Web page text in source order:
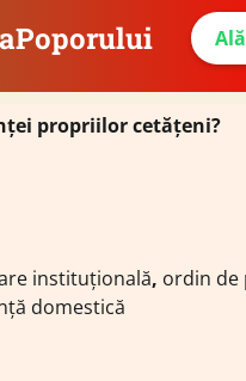
propriilor cetățeni?
instituțională, ordin de
domestică